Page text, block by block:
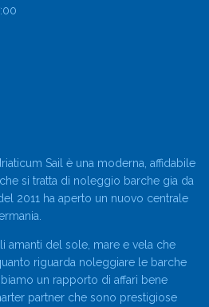
Sail è una moderna, affidabile
si tratta di noleggio barche gia da
2011 ha aperto un nuovo centrale
amanti del sole, mare e vela che
riguarda noleggiare le barche
un rapporto di affari bene
partner che sono prestigiose